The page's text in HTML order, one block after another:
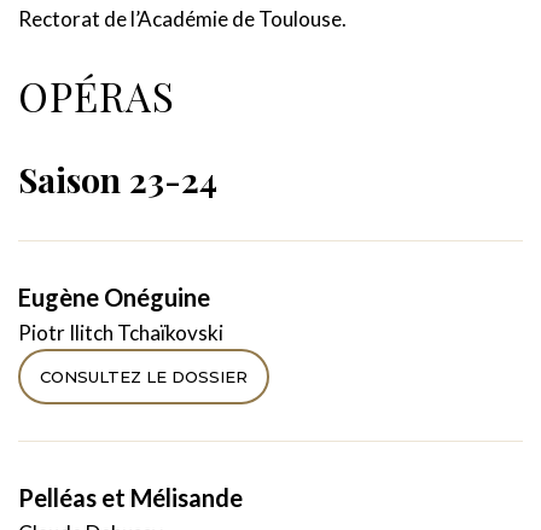
Rectorat de l’Académie de Toulouse.
OPÉRAS
Saison 23-24
Eugène Onéguine
Piotr Ilitch Tchaïkovski
CONSULTEZ LE DOSSIER
Pelléas et Mélisande